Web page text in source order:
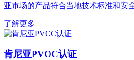
亚市场的产品符合当地技术标准和安
了解更多
肯尼亚PVOC认证